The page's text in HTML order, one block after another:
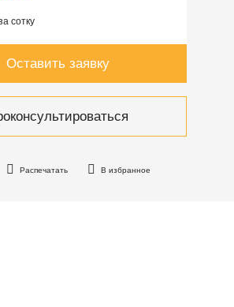
Распечатать В избранное
сотку
Оставить заявку